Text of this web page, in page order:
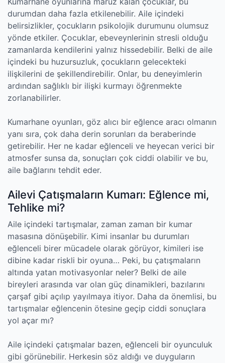
durumdan daha fazla etkilenebilir. Aile içindeki
belirsizlikler, çocukların psikolojik durumunu olumsuz
yönde etkiler. Çocuklar, ebeveynlerinin stresli olduğu
zamanlarda kendilerini yalnız hissedebilir. Belki de aile
içindeki bu huzursuzluk, çocukların gelecekteki
ilişkilerini de şekillendirebilir. Onlar, bu deneyimlerin
ardından sağlıklı bir ilişki kurmayı öğrenmekte
zorlanabilirler.
Kumarhane oyunları, göz alıcı bir eğlence aracı olmanın
yanı sıra, çok daha derin sorunları da beraberinde
getirebilir. Her ne kadar eğlenceli ve heyecan verici bir
atmosfer sunsa da, sonuçları çok ciddi olabilir ve bu,
aile bağlarını tehdit eder.
Ailevi Çatışmaların Kumarı: Eğlence mi,
Tehlike mi?
Aile içindeki tartışmalar, zaman zaman bir kumar
masasına dönüşebilir. Kimi insanlar bu durumları
eğlenceli birer mücadele olarak görüyor, kimileri ise
dibine kadar riskli bir oyuna… Peki, bu çatışmaların
altında yatan motivasyonlar neler? Belki de aile
bireyleri arasında var olan güç dinamikleri, bazılarını
çarşaf gibi açılıp yayılmaya itiyor. Daha da önemlisi, bu
tartışmalar eğlencenin ötesine geçip ciddi sonuçlara
yol açar mı?
Aile içindeki çatışmalar bazen, eğlenceli bir oyunculuk
gibi görünebilir. Herkesin söz aldığı ve duyguların